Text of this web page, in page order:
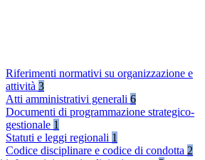
Riferimenti normativi su organizzazione e
attività 3
Atti amministrativi generali 6
Documenti di programmazione strategico-
gestionale 1
Statuti e leggi regionali 1
Codice disciplinare e codice di condotta 2